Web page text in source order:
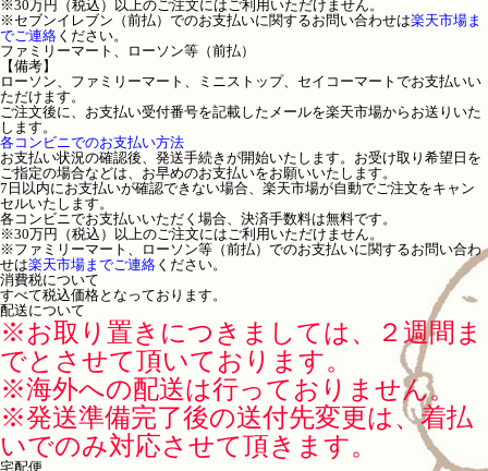
※30万円（税込）以上のご注文にはご利用いただけません。
※セブンイレブン（前払）でのお支払いに関するお問い合わせは楽天市場ま
でご連絡 ください。
ファミリーマート、ローソン等（前払）
【備考】
ローソン、ファミリーマート、ミニストップ、セイコーマートでお支払いい
ただけます。
ご注文後に、お支払い受付番号を記載したメールを楽天市場からお送りいた
します。
各コンビニでのお支払い方法
お支払い状況の確認後、発送手続きが開始いたします。お受け取り希望日を
ご指定の場合などは、お早めのお支払いをお願いいたします。
7日以内にお支払いが確認できない場合、楽天市場が自動でご注文をキャン
セルいたします。
各コンビニでお支払いいただく場合、決済手数料は無料です。
※30万円（税込）以上のご注文にはご利用いただけません。
※ファミリーマート、ローソン等（前払）でのお支払いに関するお問い合わ
せは楽天市場までご連絡 ください。
消費税について
すべて税込価格となっております。
配送について
※お取り置きにつきましては、２週間ま
でとさせて頂いております。
※海外への配送は行っておりません。
※発送準備完了後の送付先変更は、着払
いでのみ対応させて頂きます。
宅配便